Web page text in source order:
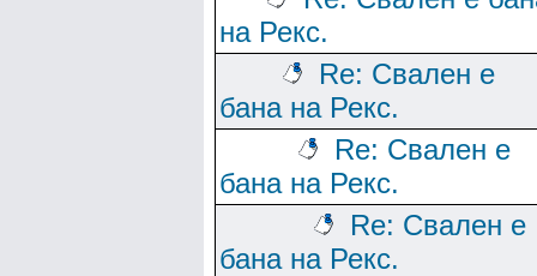
на Рекс.
Re: Свален е
бана на Рекс.
Re: Свален е
бана на Рекс.
Re: Свален е
бана на Рекс.